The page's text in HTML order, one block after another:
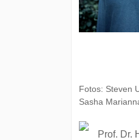
Fotos: Steven
Sasha
Prof. Dr.